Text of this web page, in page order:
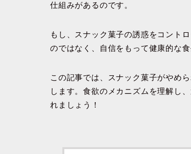
仕組みがあるのです。
もし、スナック菓子の誘惑をコント
のではなく、
自信をもって健康的な
この記事では、スナック菓子がやめ
します。食欲のメカニズムを理解し
れましょう！